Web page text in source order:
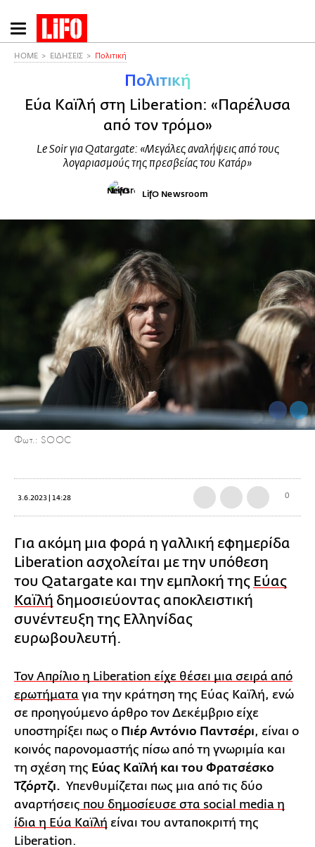
Παράκαμψη
προς
HOME ΕΙΔΗΣΕΙΣ Πολιτική
Πολιτική
Εύα Καϊλή στη Liberation: «Παρέλυσα
από τον τρόμο»
Le Soir για Qatargate: «Μεγάλες αναλήψεις από τους
λογαριασμούς της πρεσβείας του Κατάρ»
LifO Newsroom
Φωτ.: SOOC
3.6.2023 | 14:28 0
Για ακόμη μια φορά η γαλλική εφημερίδα
Liberation ασχολείται με την υπόθεση
του Qatargate και την εμπλοκή της Εύας
Καϊλή δημοσιεύοντας αποκλειστική
συνέντευξη της Ελληνίδας
ευρωβουλευτή.
Τον Απρίλιο η Liberation είχε θέσει μια σειρά από
ερωτήματα για την κράτηση της Εύας Καϊλή, ενώ
σε προηγούμενο άρθρο τον Δεκέμβριο είχε
υποστηρίξει πως ο Πιέρ Αντόνιο Παντσέρι, είναι ο
κοινός παρονομαστής πίσω από τη γνωριμία και
τη σχέση της Εύας Καϊλή και του Φρατσέσκο
Τζόρτζι. Υπενθυμίζεται πως μια από τις δύο
αναρτήσεις που δημοσίευσε στα social media η
ίδια η Εύα Καϊλή είναι του ανταποκριτή της
Liberation.